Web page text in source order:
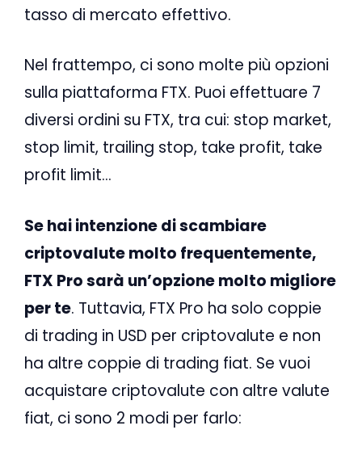
tasso di mercato effettivo.
Nel frattempo, ci sono molte più opzioni
sulla piattaforma FTX. Puoi effettuare 7
diversi ordini su FTX, tra cui: stop market,
stop limit, trailing stop, take profit, take
profit limit…
Se hai intenzione di scambiare
criptovalute molto frequentemente,
FTX Pro sarà un’opzione molto migliore
per te. Tuttavia, FTX Pro ha solo coppie
di trading in USD per criptovalute e non
ha altre coppie di trading fiat. Se vuoi
acquistare criptovalute con altre valute
fiat, ci sono 2 modi per farlo: